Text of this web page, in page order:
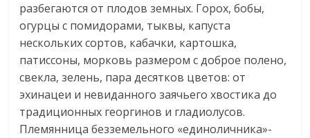
разбегаются от плодов земных. Горох, бобы,
огурцы с помидорами, тыквы, капуста
нескольких сортов, кабачки, картошка,
патиссоны, морковь размером с доброе полено,
свекла, зелень, пара десятков цветов: от
эхинацеи и невиданного заячьего хвостика до
традиционных георгинов и гладиолусов.
Племянница безземельного «единоличника»-